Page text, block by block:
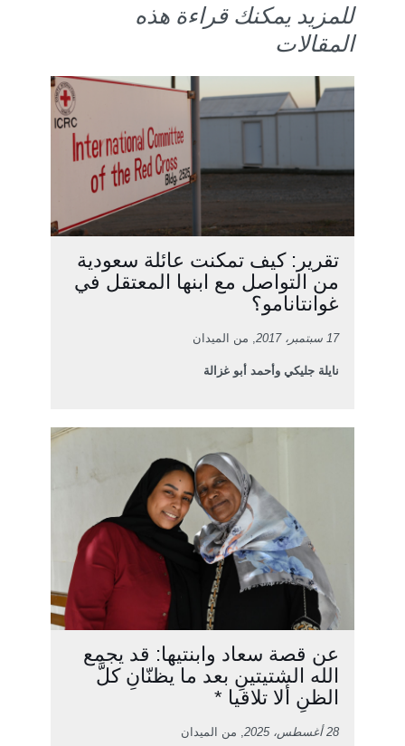
للمزيد يمكنك قراءة هذه
المقالات
تقرير: كيف تمكنت عائلة سعودية
من التواصل مع ابنها المعتقل في
غوانتانامو؟
17 سبتمبر، 2017 , من الميدان
نايلة جليكي وأحمد أبو غزالة
عن قصة سعاد وابنتيها: قد يجمع
الله الشتيتينِ بعد ما يظنّانِ كلَّ
الظنِ ألا تلاقيا *
28 أغسطس، 2025 , من الميدان